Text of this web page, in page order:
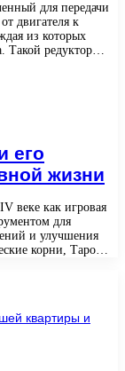
для передачи
двигателя к
из которых
Такой редуктор…
его
жизни
веке как игровая
для
и улучшения
корни, Таро…
квартиры и